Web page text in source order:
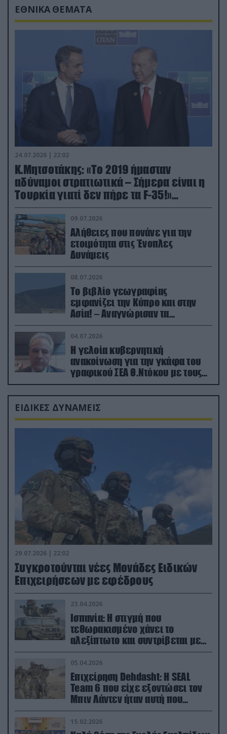
ΕΘΝΙΚΑ ΘΕΜΑΤΑ
24.07.2026 | 22:02
Κ.Μητσοτάκης: «Το 2019 ήμασταν
αδύναμοι στρατιωτικά – Σήμερα είναι η
Τουρκία γιατί δεν πήρε τα F-35!»
(βίντεο)
09.07.2026
Αλήθειες που πονάνε για την
ετοιμότητα στις Ένοπλες
Δυνάμεις
08.07.2026
Το βιβλίο γεωγραφίας
εμφανίζει την Κύπρο και στην
Ασία! – Αναγνώρισαν τα
κατεχόμενα; (φωτο)
04.07.2026
Η γελοία κυβερνητική
ανακοίνωση για την γκάφα του
γραφικού ΣΕΑ Θ.Ντόκου με τους
Ρώσους φαρσέρ
ΕΙΔΙΚΕΣ ΔΥΝΑΜΕΙΣ
29.07.2026 | 22:02
Συγκροτούνται νέες Μονάδες Ειδικών
Επιχειρήσεων με εφέδρους
23.04.2026
Ισπανία: Η στιγμή που
τεθωρακισμένο χάνει το
αλεξίπτωτο και συντρίβεται με
ορμή στο έδαφος (βίντεο)
05.04.2026
Επιχείρηση Dehdasht: Η SEAL
Team 6 που είχε εξοντώσει τον
Μπιν Λάντεν ήταν αυτή που
διέσωσε τον πιλότο του F-15
15.02.2026